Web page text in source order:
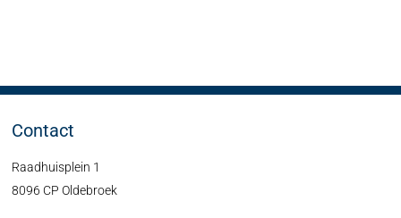
Contact
Raadhuisplein 1
8096 CP Oldebroek